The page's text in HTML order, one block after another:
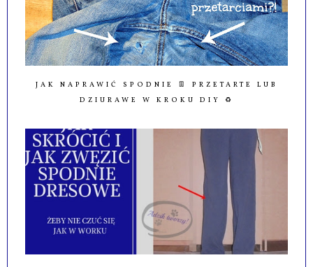
JAK NAPRAWIĆ SPODNIE 👖 PRZETARTE LUB
DZIURAWE W KROKU DIY ♻️